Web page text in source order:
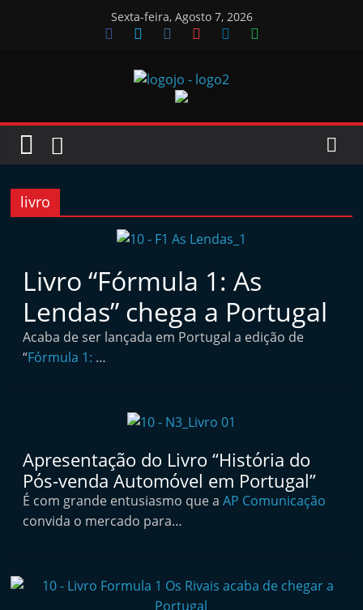
Sexta-feira, Agosto 7, 2026
Jornal
J
r
n
d
p
e
n
n
livro
Livro “Fórmula 1: As
Lendas” chega a Portugal
Acaba de ser lançada em Portugal a edição de
“Fórmula 1: …
Apresentação do Livro “História do
Pós-venda Automóvel em Portugal”
É com grande entusiasmo que aAP Comunicação
convida o mercado para…